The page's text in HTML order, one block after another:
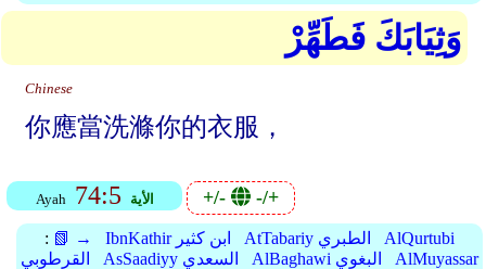
وَثِيَابَكَ فَطَهِّرْ
Chinese
你應當洗滌你的衣服，
Ayah 74:5 الأية +/- -/+
: 📗 → IbnKathir ابن كثير AtTabariy الطبري
AlQurtubi
القرطوبي
AsSaadiyy السعدي AlBaghawi البغوي
AlMuyassar